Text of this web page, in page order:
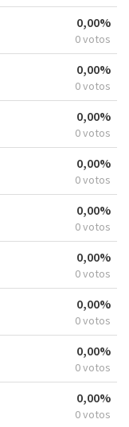
0,00%
0 votos
0,00%
0 votos
0,00%
0 votos
0,00%
0 votos
0,00%
0 votos
0,00%
0 votos
0,00%
0 votos
0,00%
0 votos
0,00%
0 votos